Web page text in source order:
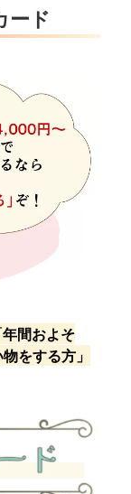
ード
年間およそ
をする方」